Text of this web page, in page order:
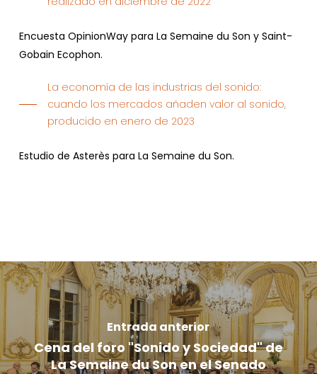
Encuesta OpinionWay para La Semaine du Son y Saint-
Gobain Ecophon.
La economía de las industrias del sonido:
cuando los mercados añaden valor al sonido,
producido en enero de 2023
Estudio de Asterès para La Semaine du Son.
Entrada anterior
Cena del foro "Sonido y Sociedad" de
La Semaine du Son en el Senado